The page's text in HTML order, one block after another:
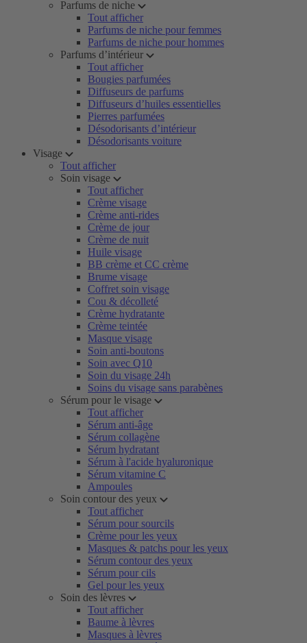
Parfums de niche
Tout afficher
Parfums de niche pour femmes
Parfums de niche pour hommes
Parfums d’intérieur
Tout afficher
Bougies parfumées
Diffuseurs de parfums
Diffuseurs d’huiles essentielles
Pierres parfumées
Désodorisants d’intérieur
Désodorisants voiture
Visage
Tout afficher
Soin visage
Tout afficher
Crème visage
Crème anti-rides
Crème de jour
Crème de nuit
Huile visage
BB crème et CC crème
Brume visage
Coffret soin visage
Cou & décolleté
Crème hydratante
Crème teintée
Masque visage
Soin anti-boutons
Soin avec Q10
Soin du visage 24h
Soins du visage sans parabènes
Sérum pour le visage
Tout afficher
Sérum anti-âge
Sérum collagène
Sérum hydratant
Sérum à l'acide hyaluronique
Sérum vitamine C
Ampoules
Soin contour des yeux
Tout afficher
Sérum pour sourcils
Crème pour les yeux
Masques & patchs pour les yeux
Sérum contour des yeux
Sérum pour cils
Gel pour les yeux
Soin des lèvres
Tout afficher
Baume à lèvres
Masques à lèvres